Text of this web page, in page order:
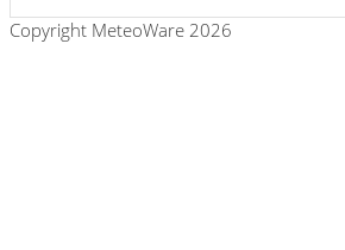
Copyright MeteoWare 2026